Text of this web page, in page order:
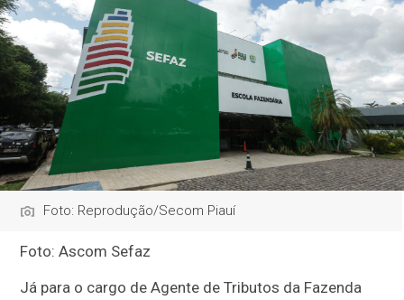
Foto: Reprodução/Secom Piauí
Foto: Ascom Sefaz
Já para o cargo de Agente de Tributos da Fazenda